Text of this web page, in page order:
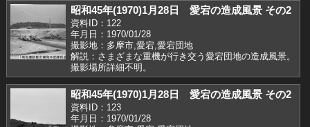
昭和45年(1970)1月28日 愛宕の造成風景 その2
資料ID：122
年月日：1970/01/28
撮影地：多摩市,愛宕,愛宕団地
解説：さまざまな重機が行き交う愛宕団地の造成風景。
撮影場所詳細不明。
昭和45年(1970)1月28日 愛宕の造成風景 その2
資料ID：123
年月日：1970/01/28